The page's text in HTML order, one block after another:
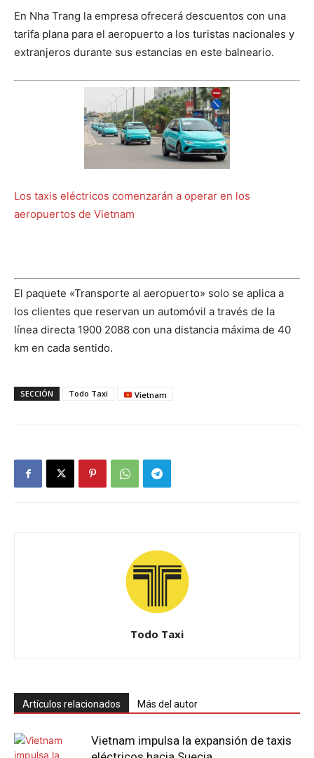
En Nha Trang la empresa ofrecerá descuentos con una
tarifa plana para el aeropuerto a los turistas nacionales y
extranjeros durante sus estancias en este balneario.
Los taxis eléctricos comenzarán a operar en los
aeropuertos de Vietnam
El paquete «Transporte al aeropuerto» solo se aplica a
los clientes que reservan un automóvil a través de la
línea directa 1900 2088 con una distancia máxima de 40
km en cada sentido.
SECCIÓN Todo Taxi Vietnam
Todo Taxi
Artículos relacionados Más del autor
Vietnam impulsa la expansión de taxis